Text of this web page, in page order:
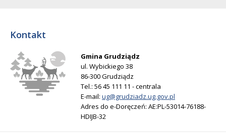
Kontakt
Gmina Grudziądz
ul. Wybickiego 38
86-300 Grudziądz
Tel.: 56 45 111 11 - centrala
E-mail: ug@grudziadz.ug.gov.pl
Adres do e-Doręczeń: AE:PL-53014-76188-
HDIJB-32